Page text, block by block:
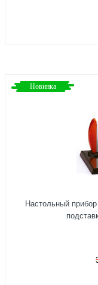
Новинка
Настольный